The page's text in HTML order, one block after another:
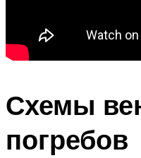
Схемы
погребов